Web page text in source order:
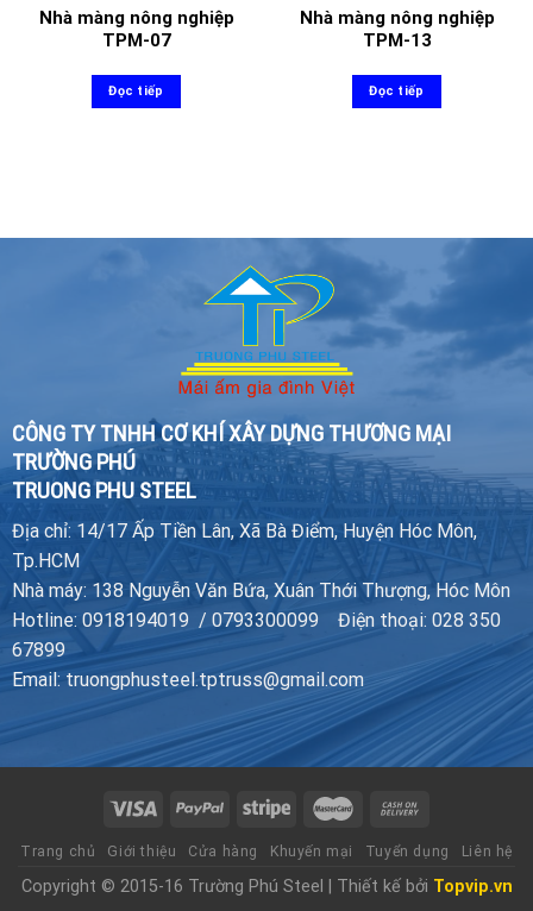
Nhà màng nông nghiệp
TPM-07
Đọc tiếp
Nhà màng nông nghiệp
TPM-13
Đọc tiếp
CÔNG TY TNHH CƠ KHÍ XÂY DỰNG THƯƠNG MẠI
TRƯỜNG PHÚ
TRUONG PHU STEEL
Địa chỉ: 14/17 Ấp Tiền Lân, Xã Bà Điểm, Huyện Hóc Môn,
Tp.HCM
Nhà máy: 138 Nguyễn Văn Bứa, Xuân Thới Thượng, Hóc Môn
Hotline: 0918194019 / 0793300099 Điện thoại: 028 350
67899
Email: truongphusteel.tptruss@gmail.com
Trang chủ Giới thiệu Cửa hàng Khuyến mại Tuyển dụng Liên hệ
Copyright © 2015-16 Trường Phú Steel | Thiết kế bởi Topvip.vn